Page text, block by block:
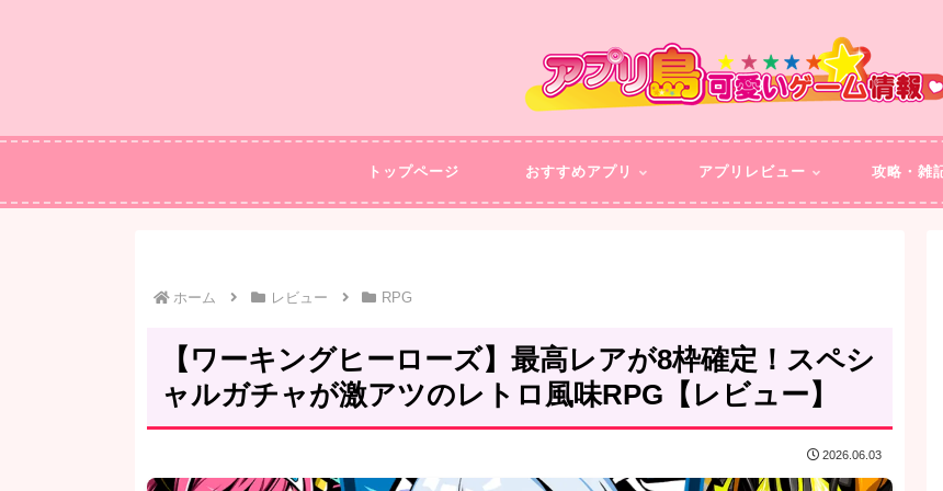
トップページ おすすめアプリ アプリレビュー 攻略・雑
ホーム レビュー RPG
【ワーキングヒーローズ】最高レアが8枠確定！スペシ
ャルガチャが激アツのレトロ風味RPG【レビュー】
2026.06.03